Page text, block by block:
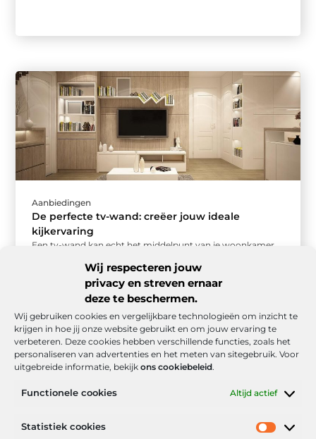
Wij respecteren jouw
privacy en streven ernaar
deze te beschermen.
Wij gebruiken cookies en vergelijkbare technologieën om inzicht te
krijgen in hoe jij onze website gebruikt en om jouw ervaring te
verbeteren. Deze cookies hebben verschillende functies, zoals het
personaliseren van advertenties en het meten van sitegebruik. Voor
uitgebreide informatie, bekijk ons cookiebeleid.
Functionele cookies Altijd actief
Statistiek cookies
Aanbiedingen
De perfecte tv-wand: creëer jouw ideale
kijkervaring
Een tv-wand kan echt het middelpunt van je woonkamer
Onze informatie